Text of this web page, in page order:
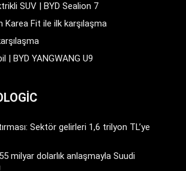
SUV | BYD Sealion 7
Karea Fit ile ilk karşılaşma
| BYD YANGWANG U9
Sektör gelirleri 1,6 trilyon TL’ye
milyar dolarlık anlaşmayla Suudi